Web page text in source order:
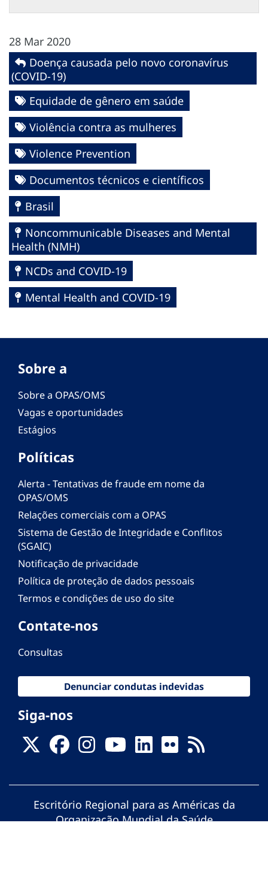
28 Mar 2020
Doença causada pelo novo coronavírus
(COVID-19)
Equidade de gênero em saúde
Violência contra as mulheres
Violence Prevention
Documentos técnicos e científicos
Brasil
Noncommunicable Diseases and Mental
Health (NMH)
NCDs and COVID-19
Mental Health and COVID-19
Sobre a
Sobre a OPAS/OMS
Vagas e oportunidades
Estágios
Políticas
Alerta - Tentativas de fraude em nome da
OPAS/OMS
Relações comerciais com a OPAS
Sistema de Gestão de Integridade e Conflitos
(SGAIC)
Notificação de privacidade
Política de proteção de dados pessoais
Termos e condições de uso do site
Contate-nos
Consultas
Denunciar condutas indevidas
Siga-nos
Escritório Regional para as Américas da
Organização Mundial da Saúde